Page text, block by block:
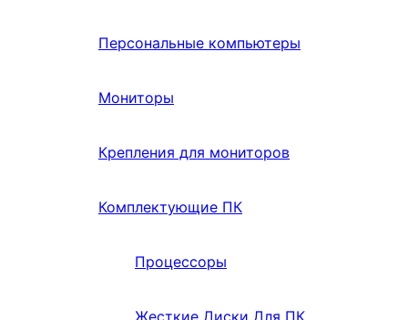
Персональные компьютеры
Мониторы
Крепления для мониторов
Комплектующие ПК
Процессоры